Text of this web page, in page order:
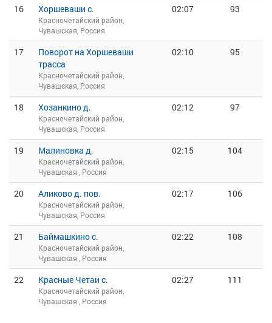
16 Хоршеваши с.
Красночетайский район,
Чувашская, Россия
02:07 93
17
Поворот на Хоршеваши
трасса
Красночетайский район,
Чувашская, Россия
02:10 95
18 Хозанкино д.
Красночетайский район,
Чувашская, Россия
02:12 97
19 Малиновка д.
Красночетайский район,
Чувашская , Россия
02:15 104
20 Аликово д. пов.
Красночетайский район,
Чувашская, Россия
02:17 106
21 Баймашкино с.
Красночетайский район,
Чувашская , Россия
02:22 108
22 Красные Четаи с.
Красночетайский район,
Чувашская , Россия
02:27 111